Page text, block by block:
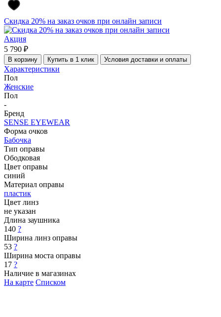
Скидка 20% на заказ очков при онлайн записи
Акция
5 790 ₽
В корзину Купить в 1 клик Условия доставки и оплаты
Характеристики
Пол
Женские
Пол
-
Бренд
SENSE EYEWEAR
Форма очков
Бабочка
Тип оправы
Ободковая
Цвет оправы
синий
Материал оправы
пластик
Цвет линз
не указан
Длина заушника
140 ?
Ширина линз оправы
53 ?
Ширина моста оправы
17 ?
Наличие в магазинах
На карте Списком